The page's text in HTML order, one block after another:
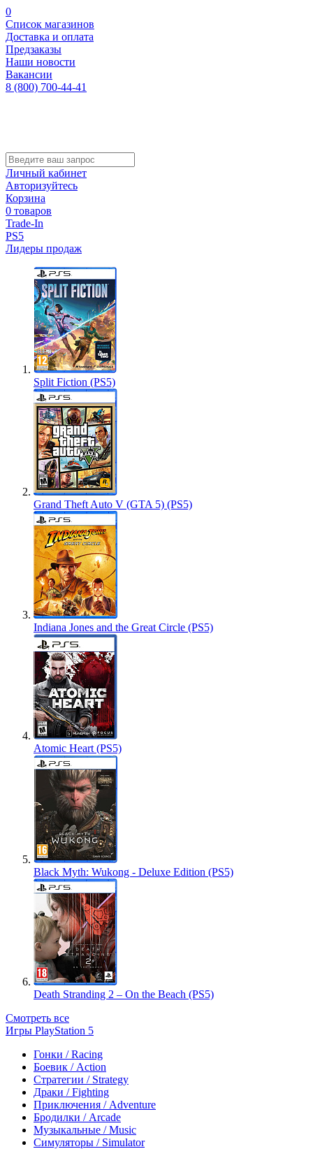
0
Список магазинов
Доставка и оплата
Предзаказы
Наши новости
Вакансии
8 (800) 700-44-41
Личный кабинет
Авторизуйтесь
Корзина
0 товаров
Trade-In
PS5
Лидеры продаж
Split Fiction (PS5)
Grand Theft Auto V (GTA 5) (PS5)
Indiana Jones and the Great Circle (PS5)
Atomic Heart (PS5)
Black Myth: Wukong - Deluxe Edition (PS5)
Death Stranding 2 – On the Beach (PS5)
Смотреть все
Игры PlayStation 5
Гонки / Racing
Боевик / Action
Стратегии / Strategy
Драки / Fighting
Приключения / Adventure
Бродилки / Arcade
Музыкальные / Music
Симуляторы / Simulator